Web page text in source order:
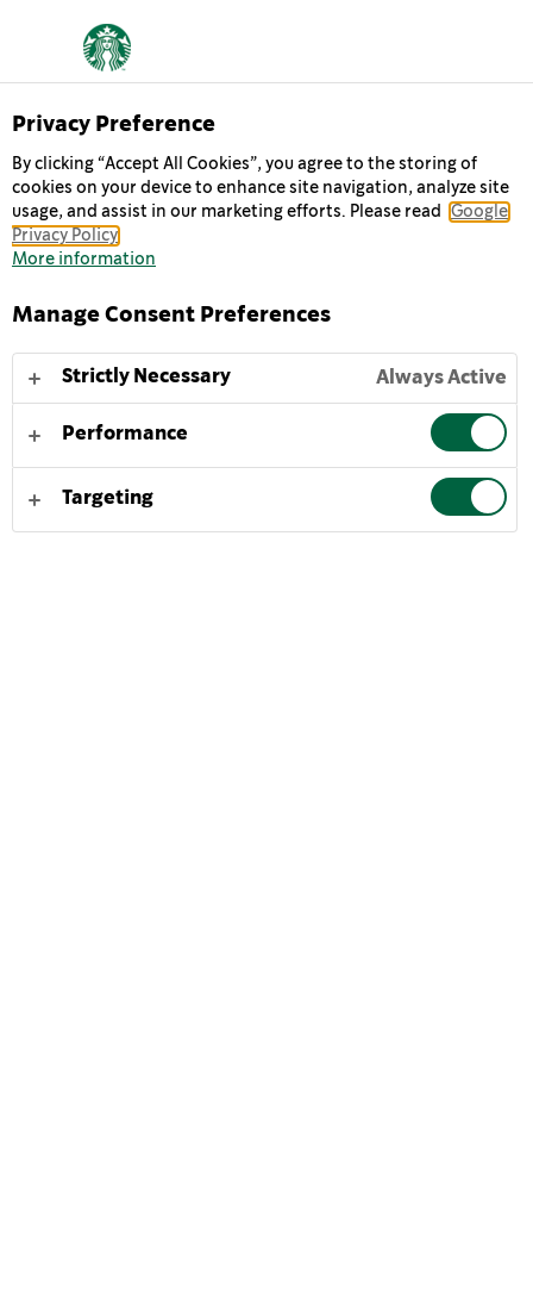
CAFÉ
Frappuccino® é inspirado num verdadeiro original da
nosso café torrado espresso de assinatura e leite
fresco e cremoso – o deleite perfeito em casa ou em
Para desfrutar do café gelado Starbucks Frappuccino®,
agite suavemente e sirva fresco ou com gelo.
Privacy Preference
By clicking “Accept All Cookies”, you agree to the storing of
cookies on your device to enhance site navigation, analyze site
usage, and assist in our marketing efforts. Please read
Google
Privacy Policy
More information
Manage Consent Preferences
Strictly Necessary Always Active
Performance
Targeting